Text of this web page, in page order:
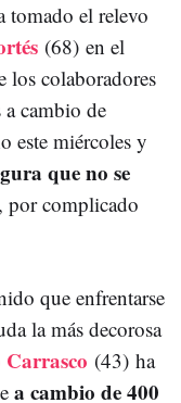
tomado el relevo
(68) en el
los colaboradores
a cambio de
este miércoles y
que no se
por complicado
que enfrentarse
la más decorosa
Carrasco (43) ha
a cambio de 400